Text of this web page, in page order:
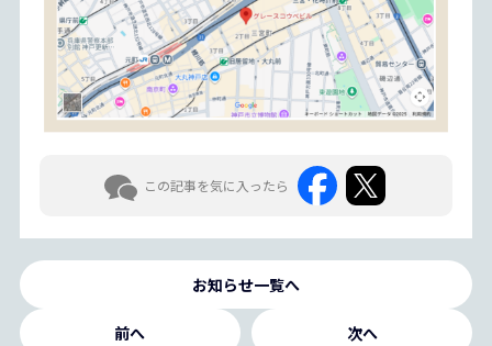
この記事を気に入ったら
お知らせ一覧へ
前へ 次へ